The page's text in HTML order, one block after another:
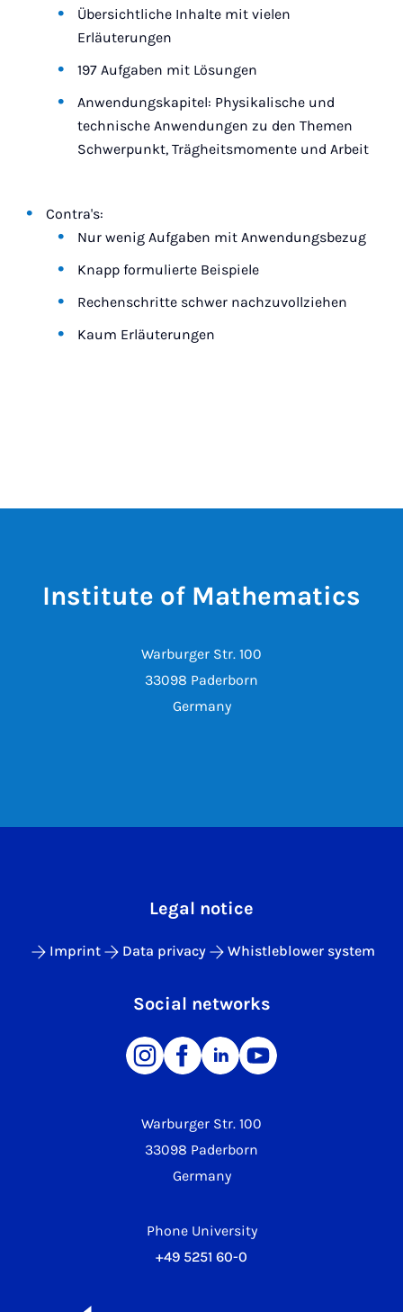
Übersichtliche Inhalte mit vielen
Erläuterungen
197 Aufgaben mit Lösungen
Anwendungskapitel: Physikalische und
technische Anwendungen zu den Themen
Schwerpunkt, Trägheitsmomente und Arbeit
Contra's:
Nur wenig Aufgaben mit Anwendungsbezug
Knapp formulierte Beispiele
Rechenschritte schwer nachzuvollziehen
Kaum Erläuterungen
Institute of Mathematics
Warburger Str. 100
33098 Paderborn
Germany
Warburger Str. 100
33098 Paderborn
Germany
Phone University
+49 5251 60-0
Legal notice
Imprint Data privacy Whistleblower system
Social networks